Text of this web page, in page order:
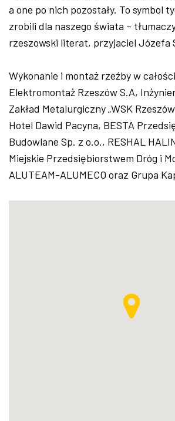
a one po nich pozostały. To symbol
zrobili dla naszego świata –
rzeszowski literat, przyjaciel Józefa
Wykonanie i montaż rzeźby w
Elektromontaż Rzeszów S.A,
Zakład Metalurgiczny „WSK
Hotel Dawid Pacyna, BESTA
Budowlane Sp. z o.o., RESHAL
Miejskie Przedsiębiorstwem Dróg i
ALUTEAM-ALUMECO oraz Grupa